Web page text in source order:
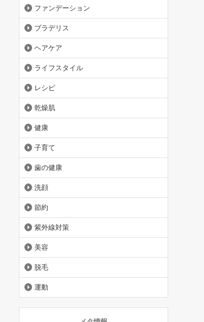
ファンデーション
ブラデリス
ヘアケア
ライフスタイル
レシピ
乾燥肌
健康
子育て
歯の健康
洗顔
節約
紫外線対策
美容
脱毛
運動